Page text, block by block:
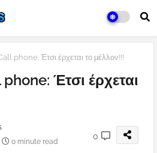
phone: Έτσι έρχεται το μέλλον!!!
Έτσι έρχεται
0 minute read
0